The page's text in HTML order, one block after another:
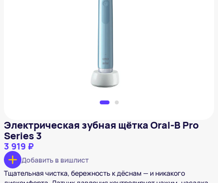
3 919 ₽
Электрическая зубная щётка Oral-B Pro
Series 3
3 919 ₽
Добавить в вишлист
Тщательная чистка, бережность к дёснам — и никакого